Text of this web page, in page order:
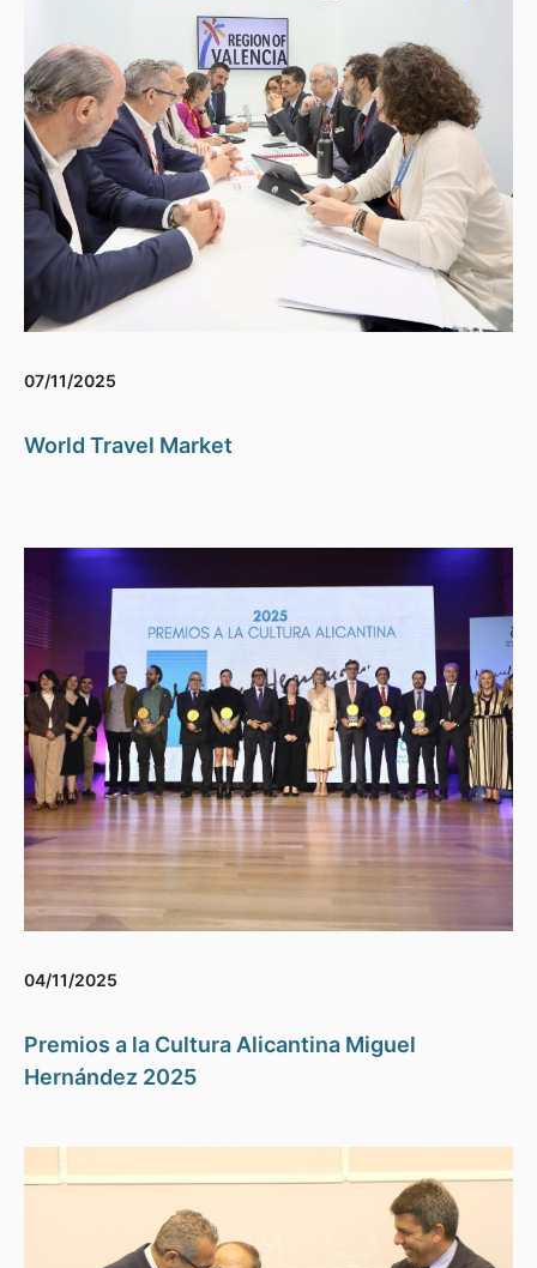
07/11/2025
World Travel Market
04/11/2025
Premios a la Cultura Alicantina Miguel
Hernández 2025